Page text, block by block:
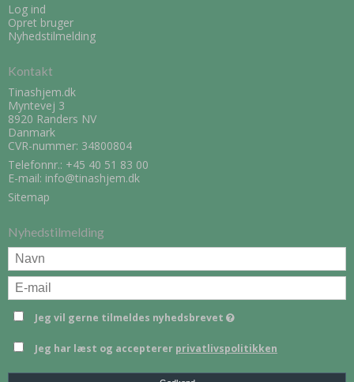
Log ind
Opret bruger
Nyhedstilmelding
Kontakt
Tinashjem.dk
Myntevej 3
8920 Randers NV
Danmark
CVR-nummer: 34800804
Telefonnr.: +45 40 51 83 00
E-mail: info@tinashjem.dk
Sitemap
Nyhedstilmelding
Jeg vil gerne tilmeldes nyhedsbrevet
Jeg har læst og accepterer privatlivspolitikken